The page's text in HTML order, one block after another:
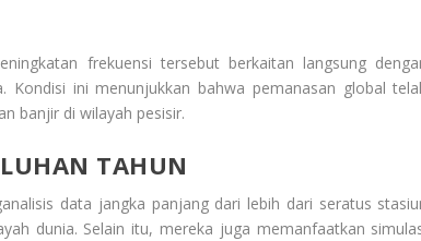
frekuensi tersebut berkaitan langsung
ini menunjukkan bahwa pemanasan global
banjir di wilayah pesisir.
TAHUN
data jangka panjang dari lebih dari seratus
dunia. Selain itu, mereka juga memanfaatkan